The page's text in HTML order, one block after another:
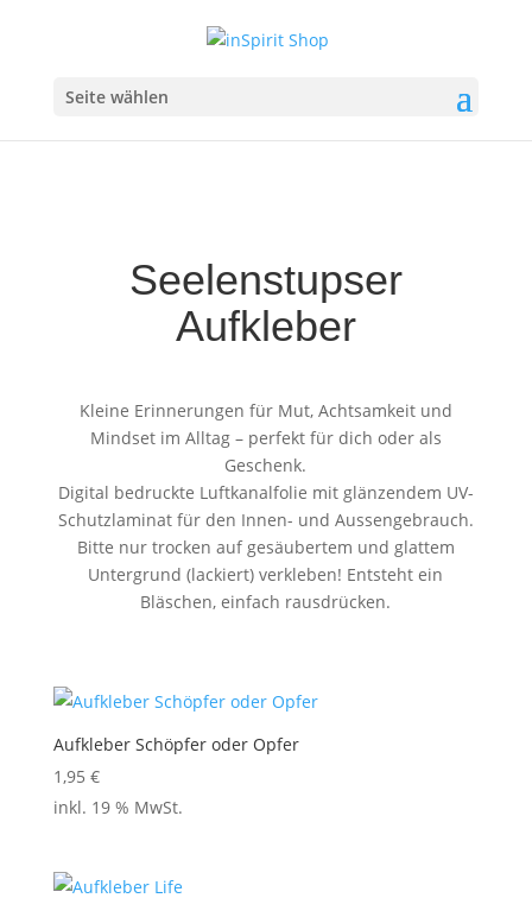
Seite wählen
Seelenstupser
Aufkleber
Kleine Erinnerungen für Mut, Achtsamkeit und
Mindset im Alltag – perfekt für dich oder als
Geschenk.
Digital bedruckte Luftkanalfolie mit glänzendem UV-
Schutzlaminat für den Innen- und Aussengebrauch.
Bitte nur trocken auf gesäubertem und glattem
Untergrund (lackiert) verkleben! Entsteht ein
Bläschen, einfach rausdrücken.
Aufkleber Schöpfer oder Opfer
1,95 €
inkl. 19 % MwSt.